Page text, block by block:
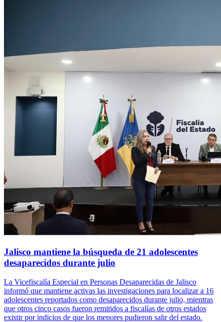
Jalisco mantiene la búsqueda de 21 adolescentes
desaparecidos durante julio
La Vicefiscalía Especial en Personas Desaparecidas de Jalisco
informó que mantiene activas las investigaciones para localizar a 16
adolescentes reportados como desaparecidos durante julio, mientras
que otros cinco casos fueron remitidos a fiscalías de otros estados
existir por indicios de que los menores pudieron salir del estado.